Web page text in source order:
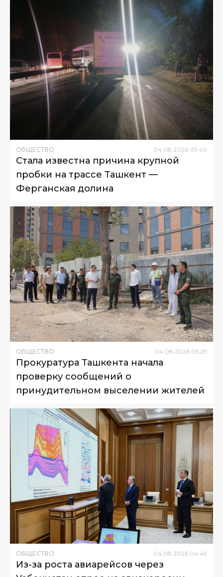
ОБЩЕСТВО 04.08.2026 05:40
Стала известна причина крупной
пробки на трассе Ташкент —
Ферганская долина
ОБЩЕСТВО 04 08 2026 05:29
Прокуратура Ташкента начала
проверку сообщений о
принудительном выселении жителей
ОБЩЕСТВО 04 08 2026 04:49
Из-за роста авиарейсов через